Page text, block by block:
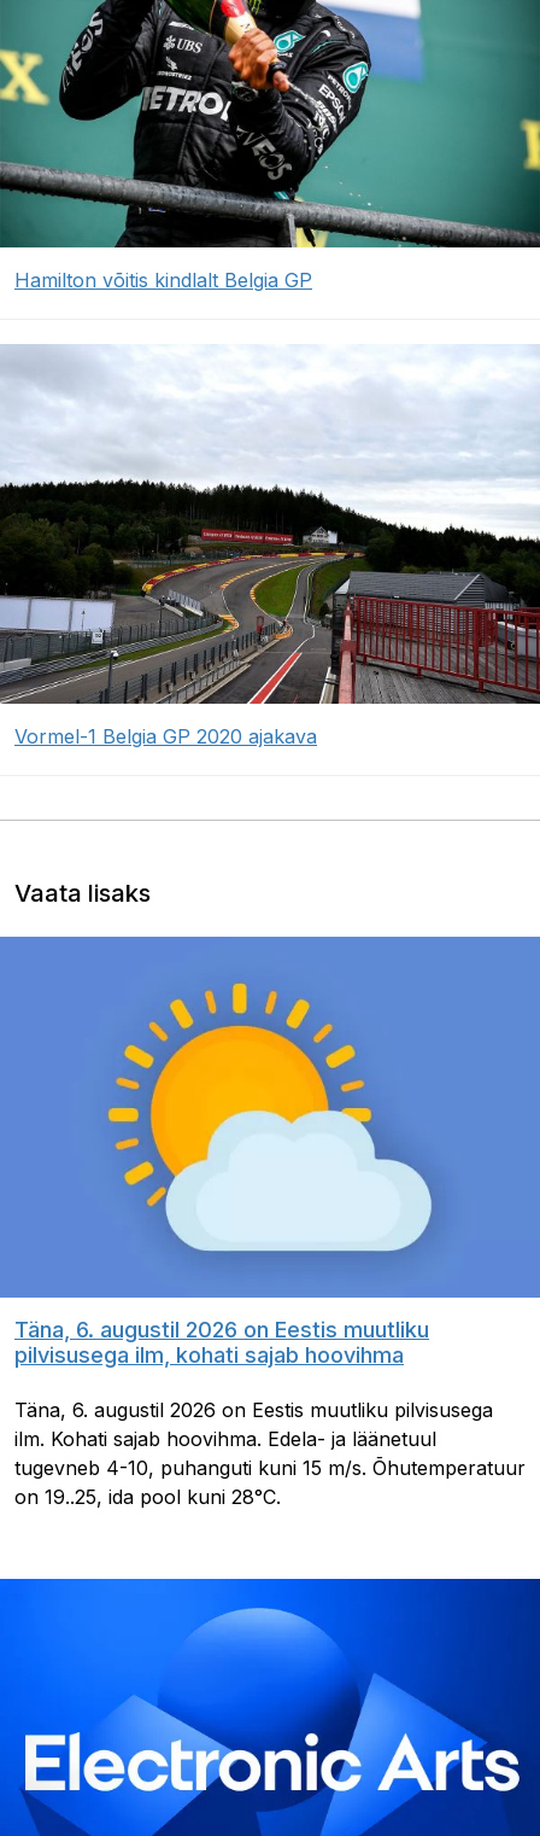
Hamilton võitis kindlalt Belgia GP
Vormel-1 Belgia GP 2020 ajakava
Vaata lisaks
Täna, 6. augustil 2026 on Eestis muutliku
pilvisusega ilm, kohati sajab hoovihma
Täna, 6. augustil 2026 on Eestis muutliku pilvisusega
ilm. Kohati sajab hoovihma. Edela- ja läänetuul
tugevneb 4-10, puhanguti kuni 15 m/s. Õhutemperatuur
on 19..25, ida pool kuni 28°C.